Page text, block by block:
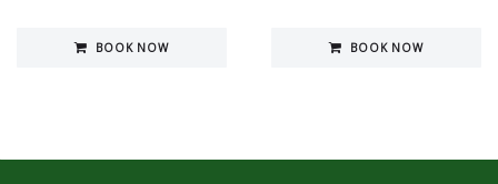
BOOK NOW BOOK NOW